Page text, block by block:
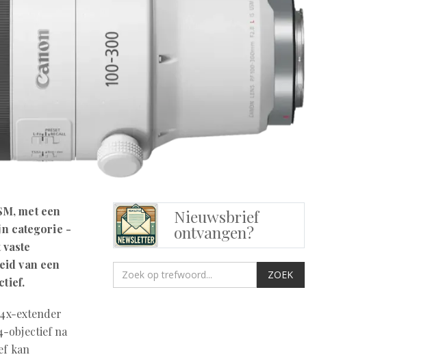
met een
categorie -
van een
extender
objectief na
kan
Nieuwsbrief
ontvangen?